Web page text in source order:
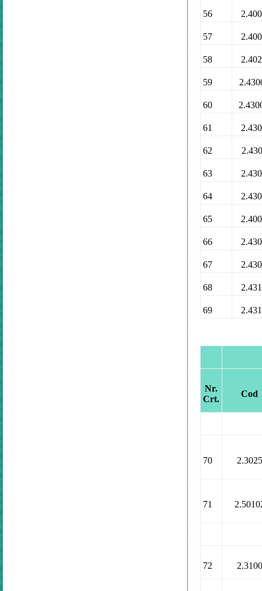
56
57
58
59
60
61
62
63
64
65
66
67
68
69
Nr.
Crt.
Cod
70 2.3025
71
72 2.3100